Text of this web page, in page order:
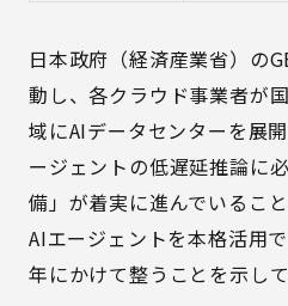
日本政府（経済産業省）の
動し、各クラウド事業者が
域にAIデータセンターを展
ージェントの低遅延推論に
備」が着実に進んでいるこ
AIエージェントを本格活用
年にかけて整うことを示して